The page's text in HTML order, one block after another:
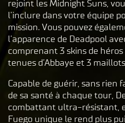
P
l
a
y
cliq
uant
sur
rejoint les Midnight Suns,
l’inclure dans votre équipe
mission. Vous pouvez
l’apparence de Deadpool
comprenant 3 skins de
tenues d’Abbaye et 3
Capable de guérir, sans rien
de sa santé à chaque tour,
combattant ultra-résistant,
Fuego unique le rend plus